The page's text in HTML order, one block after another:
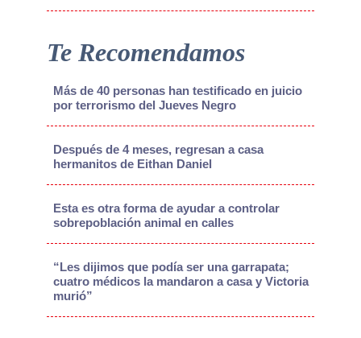
Te Recomendamos
Más de 40 personas han testificado en juicio
por terrorismo del Jueves Negro
Después de 4 meses, regresan a casa
hermanitos de Eithan Daniel
Esta es otra forma de ayudar a controlar
sobrepoblación animal en calles
“Les dijimos que podía ser una garrapata;
cuatro médicos la mandaron a casa y Victoria
murió”